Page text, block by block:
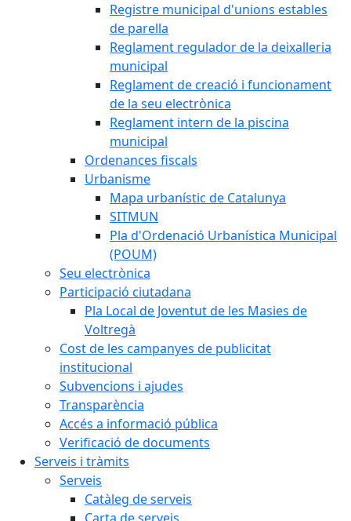
Registre municipal d'unions estables
de parella
Reglament regulador de la deixalleria
municipal
Reglament de creació i funcionament
de la seu electrònica
Reglament intern de la piscina
municipal
Ordenances fiscals
Urbanisme
Mapa urbanístic de Catalunya
SITMUN
Pla d'Ordenació Urbanística Municipal
(POUM)
Seu electrònica
Participació ciutadana
Pla Local de Joventut de les Masies de
Voltregà
Cost de les campanyes de publicitat
institucional
Subvencions i ajudes
Transparència
Accés a informació pública
Verificació de documents
Serveis i tràmits
Serveis
Catàleg de serveis